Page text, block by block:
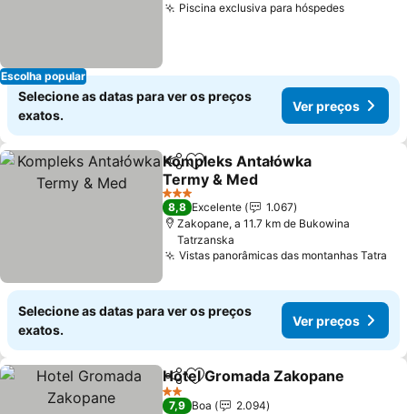
Escolha popular
Piscina exclusiva para hóspedes
Selecione as datas para ver os preços
exatos.
Ver preços
PartilharAdicionar aos favoritos
Kompleks Antałówka
Termy & Med
3 Estrelas
8,8 Excelente
1.067
Zakopane, a 11.7 km de Bukowina
Tatrzanska
Vistas panorâmicas das montanhas Tatra
Selecione as datas para ver os preços
exatos.
Ver preços
PartilharAdicionar aos favoritos
Hotel Gromada Zakopane
2 Estrelas
7,9 Boa
2.094